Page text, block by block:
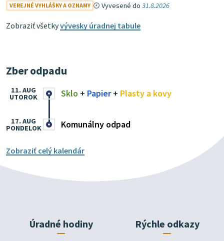
VEREJNÉ VYHLÁŠKY A OZNAMY Vyvesené do31.8.2026
Zobraziť všetkyvývesky úradnej tabule
Zber odpadu
Sklo + Papier+ Plasty a kovy
11. AUG
UTOROK
Komunálny odpad
17. AUG
PONDELOK
Zobraziť celý kalendár
Úradné hodiny Rýchle odkazy